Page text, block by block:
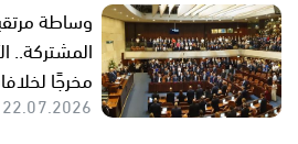
وساطة
المشتركة..
مخرجًا
22.07.2026